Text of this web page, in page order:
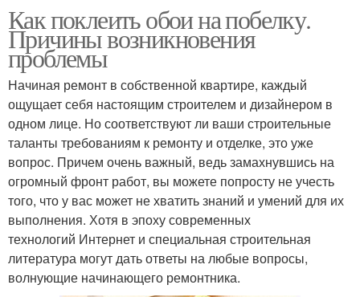
Как поклеить обои на побелку.
Причины возникновения
проблемы
Начиная ремонт в собственной квартире, каждый
ощущает себя настоящим строителем и дизайнером в
одном лице. Но соответствуют ли ваши строительные
таланты требованиям к ремонту и отделке, это уже
вопрос. Причем очень важный, ведь замахнувшись на
огромный фронт работ, вы можете попросту не учесть
того, что у вас может не хватить знаний и умений для их
выполнения. Хотя в эпоху современных
технологий Интернет и специальная строительная
литература могут дать ответы на любые вопросы,
волнующие начинающего ремонтника.